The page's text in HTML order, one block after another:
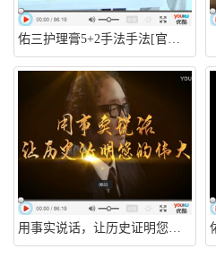
佑三护理膏5+2手法手法[官方标准版]
用事实说话，让历史证明您的伟大【王佑三及佑三护理膏】（6分钟版）